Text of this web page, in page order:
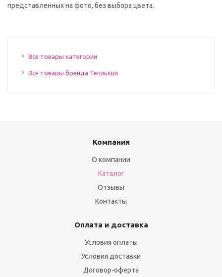
представленных на фото, без выбора цвета.
Все товары категории
Все товары бренда Теплыши
Компания
О компании
Каталог
Отзывы
Контакты
Оплата и доставка
Условия оплаты
Условия доставки
Договор-оферта